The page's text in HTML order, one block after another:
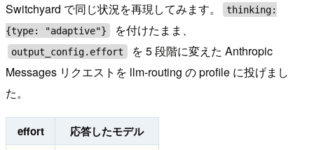
Switchyard で同じ状況を再現してみます。
thinking:
{type: "adaptive"}
を付けたまま、
output_config.effort
を 5 段階に変えた Anthropic
Messages リクエストを llm-routing の profile に投げまし
た。
effort 応答したモデル